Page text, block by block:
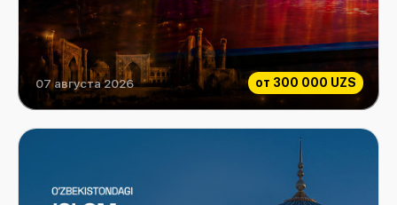
от 300 000 UZS
Легенда о любви
07 августа 2026